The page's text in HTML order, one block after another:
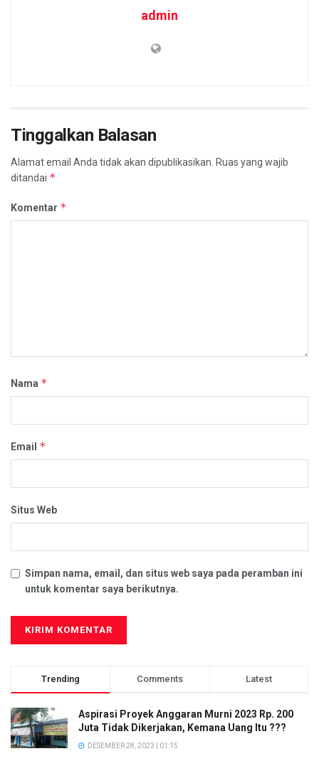
admin
Tinggalkan Balasan
Alamat email Anda tidak akan dipublikasikan. Ruas yang wajib
ditandai *
Komentar *
Nama *
Email *
Situs Web
Simpan nama, email, dan situs web saya pada peramban ini
untuk komentar saya berikutnya.
Trending Comments Latest
Aspirasi Proyek Anggaran Murni 2023 Rp. 200
Juta Tidak Dikerjakan, Kemana Uang Itu ???
DESEMBER 28, 2023 | 01:15